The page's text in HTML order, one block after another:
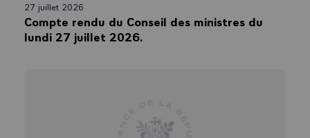
27 juillet 2026
Compte rendu du Conseil des ministres du
lundi 27 juillet 2026.